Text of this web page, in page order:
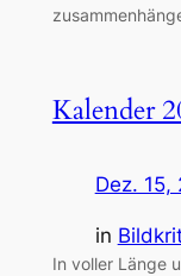
Kalender
Dez. 15,
in
In voller Länge